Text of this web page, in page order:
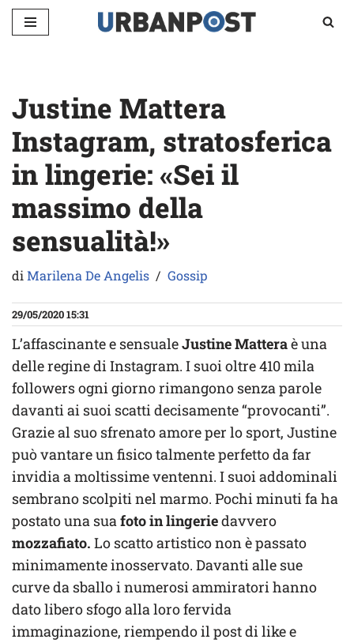
Justine Mattera
Instagram, stratosferica
in lingerie: «Sei il
massimo della
sensualità!»
diMarilena De Angelis Gossip
29/05/2020 15:31
L’affascinante e sensualeJustine Matteraè una
delle regine di Instagram. I suoi oltre 410 mila
followers ogni giorno rimangono senza parole
davanti ai suoi scatti decisamente “provocanti”.
Grazie al suo sfrenato amore per lo sport, Justine
può vantare un fisico talmente perfetto da far
invidia a moltissime ventenni. I suoi addominali
sembrano scolpiti nel marmo. Pochi minuti fa ha
postato una suafoto in lingeriedavvero
mozzafiato. Lo scatto artistico non è passato
minimamente inosservato. Davanti alle sue
curve da sballo i numerosi ammiratori hanno
dato libero sfogo alla loro fervida
immaginazione, riempendo il post di like e